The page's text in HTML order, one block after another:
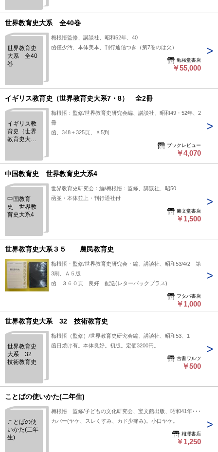
世界教育史大系 全40巻
世界教育史
大系 全40
巻
梅根悟監修、講談社、昭和52年、40
函僅少汚、本体美本、刊行通信つき（第7巻のは欠）
勉強堂書店
￥55,000
イギリス教育史（世界教育史大系7・8） 全2冊
イギリス教
育史（世界
教育史大系
梅根悟：監修/世界教育史研究会編、講談社、昭和49・52年、2
冊
函、348＋325頁、Ａ5判
ブックレビュー
￥4,070
中国教育史 世界教育史大系4
中国教育
史 世界教
育史大系4
世界教育史研究会：編/梅根悟：監修、講談社、昭50
函並・本体並上・刊行通社付
勝文堂書店
￥1,500
世界教育史大系３５ 農民教育史
梅根悟・監修/世界教育史研究会・編、講談社、昭和53/4/2 第
3刷、Ａ５版
函 ３６０頁 良好 配送(レターパックプラス)
フタバ書店
￥1,000
世界教育史大系 32 技術教育史
世界教育史
大系 32
技術教育史
梅根悟（監修）/世界教育史研究会編、講談社、昭和53、1
函日焼け有。本体良好。初版。定価3200円。
古書ワルツ
￥500
ことばの使いかた(二年生)
ことばの使
いかた(二年
生)
梅根悟 監修/子どもの文化研究会、宝文館出版、昭和41年6刷
カバー(ヤケ、スレくすみ、カド少痛み)。小口ヤケ。
相澤書店
￥1,250